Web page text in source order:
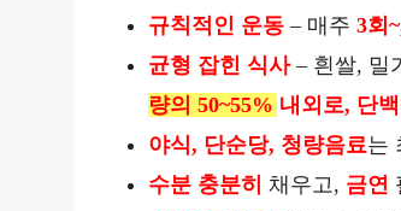
규칙적인 운동 – 매주 3회
균형 잡힌 식사– 흰쌀, 밀
량의 50~55% 내외로, 단
야식, 단순당, 청량음료는
수분 충분히 채우고, 금연